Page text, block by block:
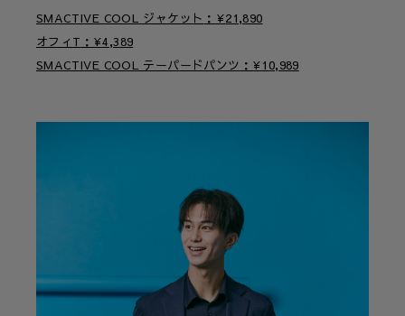
SMACTIVE COOL ジャケット ¥21,890
オフィT
¥4,389
SMACTIVE COOL テーパードパンツ
¥10,989